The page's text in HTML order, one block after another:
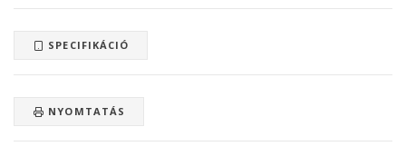
SPECIFIKÁCIÓ
NYOMTATÁS